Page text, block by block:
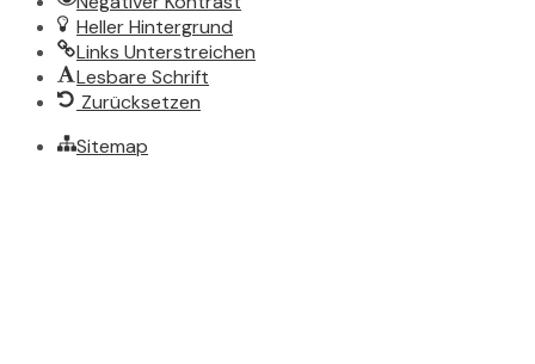
Heller Hintergrund
Links Unterstreichen
Lesbare Schrift
Zurücksetzen
Sitemap